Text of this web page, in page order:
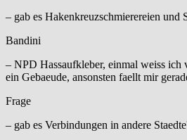
– gab es Hakenkreuzschmierereien und
Bandini
– NPD Hassaufkleber, einmal weiss ich
ein Gebaeude, ansonsten faellt mir
Frage
– gab es Verbindungen in andere